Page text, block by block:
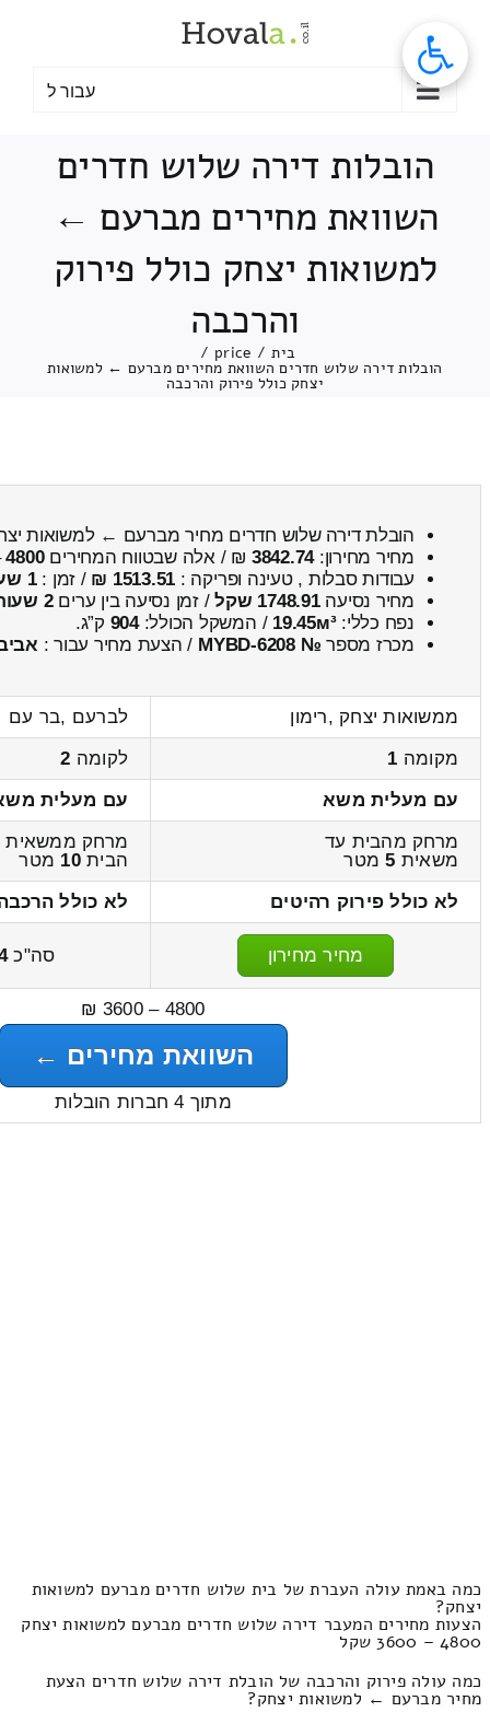
עבור ל
הובלות דירה שלוש חדרים
השוואת מחירים מברעם ←
למשואות יצחק כולל פירוק
והרכבה
בית /
price
/
הובלות דירה שלוש חדרים השוואת מחירים מברעם ← למשואות
יצחק כולל פירוק והרכבה
הובלת דירה שלוש חדרים מחיר מברעם ← למשואות
מחיר מחירון:3842.74 ₪ / אלה שבטווח המחירים4800
עבודות סבלות , טעינה ופריקה : 1513.51 ₪ / זמן :1 שעות 1 דקות
מחיר נסיעה1748.91 שקל / זמן נסיעה בין ערים2 שעות , 28 דקות
נפח כללי:19.45м³ / המשקל הכולל:904 ק”ג.
מכרז מספר № MYBD-6208 / הצעת מחיר עבור :
ממשואות יצחק ,רימון
לברעם ,בר עם
מקומה 1 לקומה 2
עם מעלית משא
עם מעלית
מרחק מהבית עד
משאית 5מטר
מרחק ממשאית
הבית10 מטר
לא כולל פירוק רהיטים
לא כולל
מחיר מחירון סה"כ
4800 – 3600 ₪
השוואת מחירים ←
מתוך 4 חברות הובלות
כמה באמת עולה העברת של בית שלוש חדרים מברעם למשואות
יצחק?
הצעות מחירים המעבר דירה שלוש חדרים מברעם למשואות יצחק
4800 – 3600 שקל
כמה עולה פירוק והרכבה של הובלת דירה שלוש חדרים הצעת
מחיר מברעם ← למשואות יצחק?